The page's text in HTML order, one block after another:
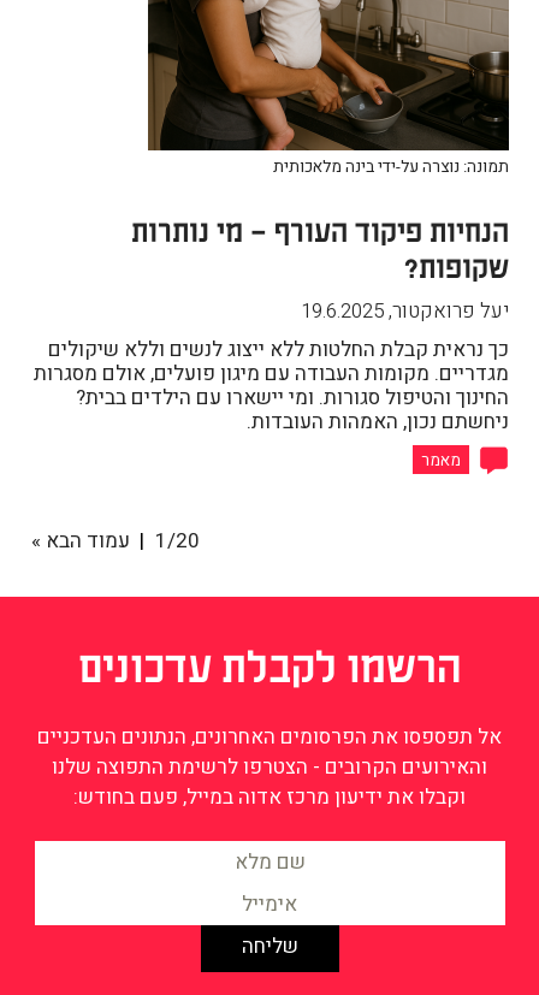
תמונה: נוצרה על-ידי בינה מלאכותית
הנחיות פיקוד העורף – מי נותרות
שקופות?
יעל פרואקטור,
19.6.2025
כך נראית קבלת החלטות ללא ייצוג לנשים וללא שיקולים
מגדריים. מקומות העבודה עם מיגון פועלים, אולם מסגרות
החינוך והטיפול סגורות. ומי יישארו עם הילדים בבית?
ניחשתם נכון, האמהות העובדות.
מאמר
1/20 עמוד הבא »
הרשמו לקבלת עדכונים
אל תפספסו את הפרסומים האחרונים, הנתונים העדכניים
והאירועים הקרובים - הצטרפו לרשימת התפוצה שלנו
וקבלו את ידיעון מרכז אדוה במייל, פעם בחודש: